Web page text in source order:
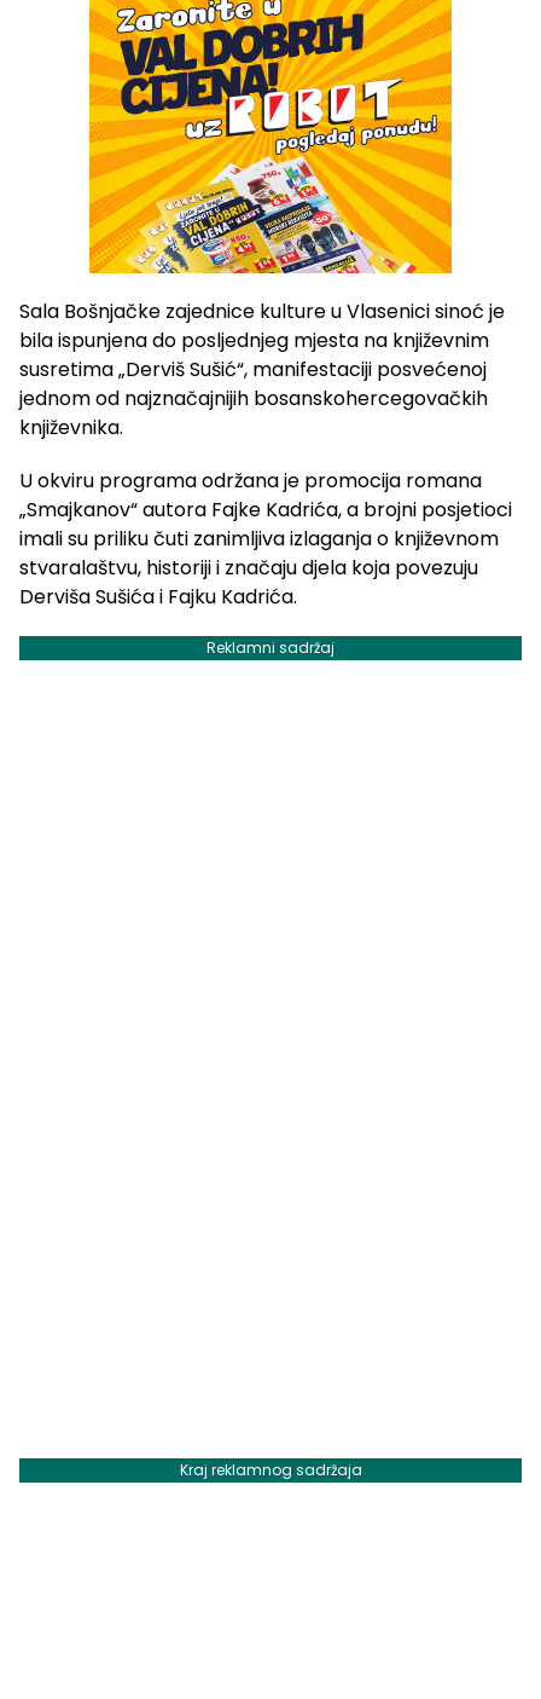
Sala Bošnjačke zajednice kulture u Vlasenici sinoć je
bila ispunjena do posljednjeg mjesta na književnim
susretima „Derviš Sušić“, manifestaciji posvećenoj
jednom od najznačajnijih bosanskohercegovačkih
književnika.
U okviru programa održana je promocija romana
„Smajkanov“ autora Fajke Kadrića, a brojni posjetioci
imali su priliku čuti zanimljiva izlaganja o književnom
stvaralaštvu, historiji i značaju djela koja povezuju
Derviša Sušića i Fajku Kadrića.
Reklamni sadržaj
Kraj reklamnog sadržaja